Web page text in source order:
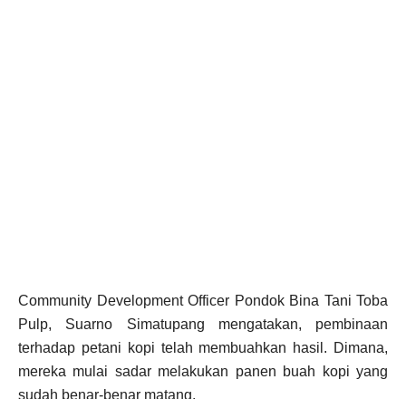
Community Development Officer Pondok Bina Tani Toba
Pulp, Suarno Simatupang mengatakan, pembinaan
terhadap petani kopi telah membuahkan hasil. Dimana,
mereka mulai sadar melakukan panen buah kopi yang
sudah benar-benar matang.